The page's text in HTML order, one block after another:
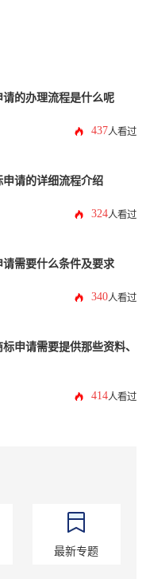
的办理流程是什么呢
437人看过
请的详细流程介绍
324人看过
需要什么条件及要求
340人看过
申请需要提供那些资料、
414人看过
最新专题